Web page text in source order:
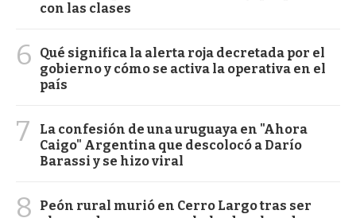
con las clases
6
Qué significa la alerta roja decretada por el
gobierno y cómo se activa la operativa en el
país
7
La confesión de una uruguaya en "Ahora
Caigo" Argentina que descolocó a Darío
Barassi y se hizo viral
8
Peón rural murió en Cerro Largo tras ser